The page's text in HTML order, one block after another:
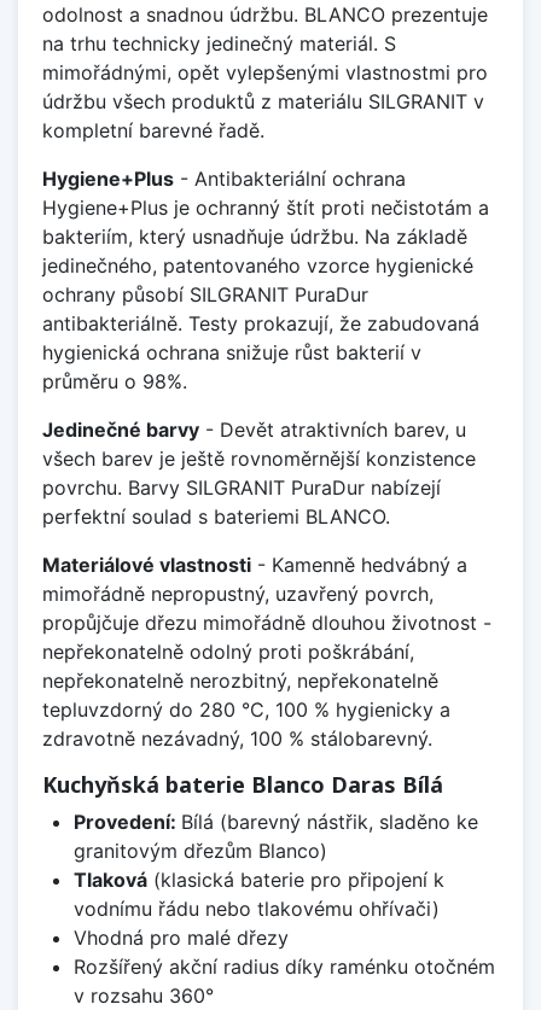
odolnost a snadnou údržbu. BLANCO prezentuje
na trhu technicky jedinečný materiál. S
mimořádnými, opět vylepšenými vlastnostmi pro
údržbu všech produktů z materiálu SILGRANIT v
kompletní barevné řadě.
Hygiene+Plus - Antibakteriální ochrana
Hygiene+Plus je ochranný štít proti nečistotám a
bakteriím, který usnadňuje údržbu. Na základě
jedinečného, patentovaného vzorce hygienické
ochrany působí SILGRANIT PuraDur
antibakteriálně. Testy prokazují, že zabudovaná
hygienická ochrana snižuje růst bakterií v
průměru o 98%.
Jedinečné barvy - Devět atraktivních barev, u
všech barev je ještě rovnoměrnější konzistence
povrchu. Barvy SILGRANIT PuraDur nabízejí
perfektní soulad s bateriemi BLANCO.
Materiálové vlastnosti - Kamenně hedvábný a
mimořádně nepropustný, uzavřený povrch,
propůjčuje dřezu mimořádně dlouhou životnost -
nepřekonatelně odolný proti poškrábání,
nepřekonatelně nerozbitný, nepřekonatelně
tepluvzdorný do 280 °C, 100 % hygienicky a
zdravotně nezávadný, 100 % stálobarevný.
Kuchyňská baterie Blanco Daras Bílá
Provedení: Bílá (barevný nástřik, sladěno ke
granitovým dřezům Blanco)
Tlaková(klasická baterie pro připojení k
vodnímu řádu nebo tlakovému ohřívači)
Vhodná pro malé dřezy
Rozšířený akční radius díky raménku otočném
v rozsahu 360°